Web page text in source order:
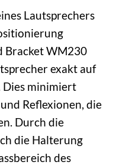
Lautsprechers
Bracket WM230
exakt auf
minimiert
Reflexionen, die
Durch die
die Halterung
des